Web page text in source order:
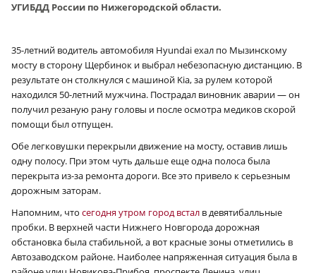
УГИБДД России по Нижегородской области.
35-летний водитель автомобиля Hyundai ехал по Мызинскому
мосту в сторону Щербинок и выбрал небезопасную дистанцию. В
результате он столкнулся с машиной Kia, за рулем которой
находился 50-летний мужчина. Пострадал виновник аварии — он
получил резаную рану головы и после осмотра медиков скорой
помощи был отпущен.
Обе легковушки перекрыли движение на мосту, оставив лишь
одну полосу. При этом чуть дальше еще одна полоса была
перекрыта из-за ремонта дороги. Все это привело к серьезным
дорожным заторам.
Напомним, что сегодня утром город встал в девятибалльные
пробки. В верхней части Нижнего Новгорода дорожная
обстановка была стабильной, а вот красные зоны отметились в
Автозаводском районе. Наиболее напряженная ситуация была в